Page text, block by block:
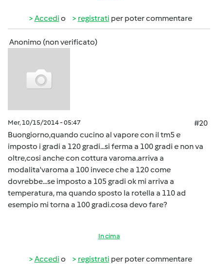
Accedi o registrati per poter commentare
Anonimo (non verificato)
Mer, 10/15/2014 - 05:47
#20
Buongiorno,quando cucino al vapore con il tm5 e
imposto i gradi a 120 gradi...si ferma a 100 gradi e non va
oltre,cosi anche con cottura varoma.arriva a
modalita'varoma a 100 invece che a 120 come
dovrebbe...se imposto a 105 gradi ok mi arriva a
temperatura, ma quando sposto la rotella a 110 ad
esempio mi torna a 100 gradi.cosa devo fare?
In cima
Accedi o registrati per poter commentare